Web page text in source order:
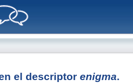
el descriptor enigma.